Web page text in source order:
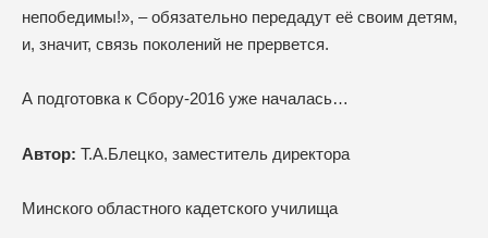
непобедимы!», – обязательно передадут её своим детям,
и, значит, связь поколений не прервется.
А подготовка к Сбору-2016 уже началась…
Автор: Т.А.Блецко, заместитель директора
Минского областного кадетского училища